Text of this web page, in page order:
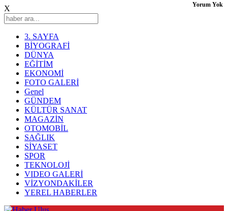
X
3. SAYFA
BİYOGRAFİ
DÜNYA
EĞİTİM
EKONOMİ
FOTO GALERİ
Genel
GÜNDEM
KÜLTÜR SANAT
MAGAZİN
OTOMOBİL
SAĞLIK
SİYASET
SPOR
TEKNOLOJİ
VIDEO GALERİ
VİZYONDAKİLER
YEREL HABERLER
Yorum Yok